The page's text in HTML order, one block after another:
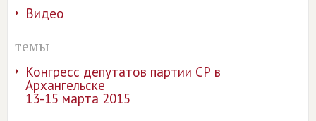
Видео
темы
Конгресс депутатов партии СР в
Архангельске
13-15 марта 2015